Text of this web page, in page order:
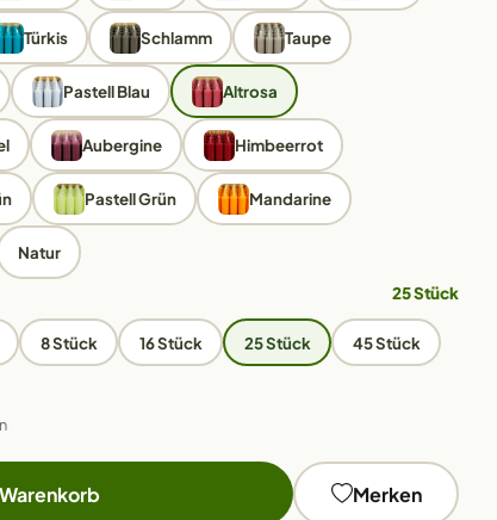
Türkis Schlamm Taupe
Pastell Blau Altrosa
Aubergine Himbeerrot
Pastell Grün Mandarine
Natur
25 Stück
8 Stück 16 Stück 25 Stück
45 Stück
Merken